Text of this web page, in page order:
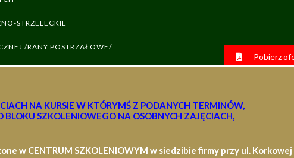
STRZELECKIE
/RANY POSTRZAŁOWE/
Pobierz
NA KURSIE W KTÓRYMŚ Z PODANYCH TERMINÓW,
SZKOLENIOWEGO NA OSOBNYCH ZAJĘCIACH,
w CENTRUM SZKOLENIOWYM w siedzibie firmy przy ul.